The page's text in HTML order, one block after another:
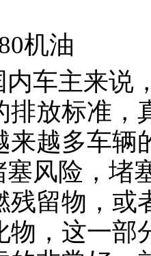
机油
内车主来说
排放标准
来越多车辆
塞风险，堵
残留物，或
物，这一部